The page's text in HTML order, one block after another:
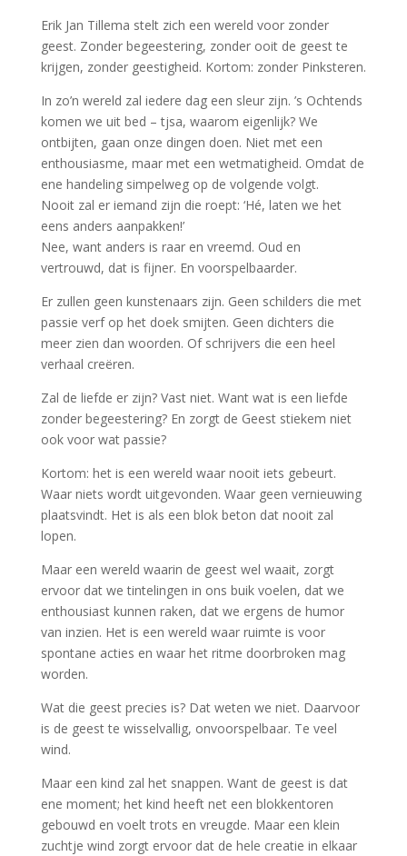
Erik Jan Tillema stelt zich een wereld voor zonder
geest. Zonder begeestering, zonder ooit de geest te
krijgen, zonder geestigheid. Kortom: zonder Pinksteren.
In zo’n wereld zal iedere dag een sleur zijn. ’s Ochtends
komen we uit bed – tjsa, waarom eigenlijk? We
ontbijten, gaan onze dingen doen. Niet met een
enthousiasme, maar met een wetmatigheid. Omdat de
ene handeling simpelweg op de volgende volgt.
Nooit zal er iemand zijn die roept: ‘Hé, laten we het
eens anders aanpakken!’
Nee, want anders is raar en vreemd. Oud en
vertrouwd, dat is fijner. En voorspelbaarder.
Er zullen geen kunstenaars zijn. Geen schilders die met
passie verf op het doek smijten. Geen dichters die
meer zien dan woorden. Of schrijvers die een heel
verhaal creëren.
Zal de liefde er zijn? Vast niet. Want wat is een liefde
zonder begeestering? En zorgt de Geest stiekem niet
ook voor wat passie?
Kortom: het is een wereld waar nooit iets gebeurt.
Waar niets wordt uitgevonden. Waar geen vernieuwing
plaatsvindt. Het is als een blok beton dat nooit zal
lopen.
Maar een wereld waarin de geest wel waait, zorgt
ervoor dat we tintelingen in ons buik voelen, dat we
enthousiast kunnen raken, dat we ergens de humor
van inzien. Het is een wereld waar ruimte is voor
spontane acties en waar het ritme doorbroken mag
worden.
Wat die geest precies is? Dat weten we niet. Daarvoor
is de geest te wisselvallig, onvoorspelbaar. Te veel
wind.
Maar een kind zal het snappen. Want de geest is dat
ene moment; het kind heeft net een blokkentoren
gebouwd en voelt trots en vreugde. Maar een klein
zuchtje wind zorgt ervoor dat de hele creatie in elkaar